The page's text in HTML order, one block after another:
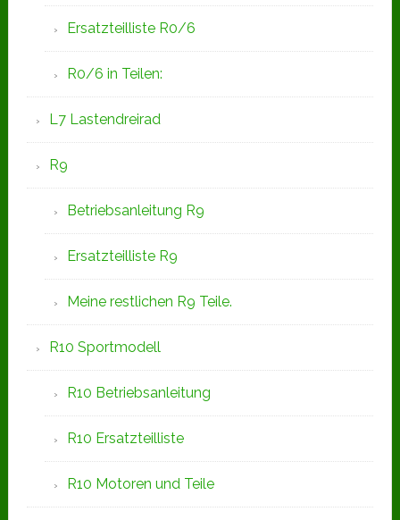
Ersatzteilliste R0/6
R0/6 in Teilen:
L7 Lastendreirad
R9
Betriebsanleitung R9
Ersatzteilliste R9
Meine restlichen R9 Teile.
R10 Sportmodell
R10 Betriebsanleitung
R10 Ersatzteilliste
R10 Motoren und Teile